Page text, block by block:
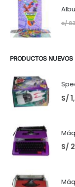
S/
PRODUCTOS NUEVOS
S/
S/